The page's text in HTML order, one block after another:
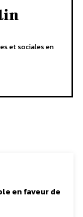
et sociales en
en faveur de